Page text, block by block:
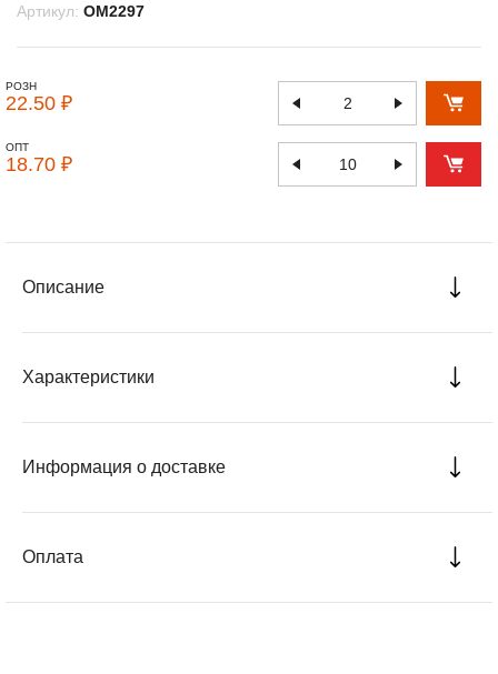
Артикул: OM2297
РОЗН
22.50 ₽
ОПТ
18.70 ₽
Описание
Характеристики
Информация о доставке
Оплата